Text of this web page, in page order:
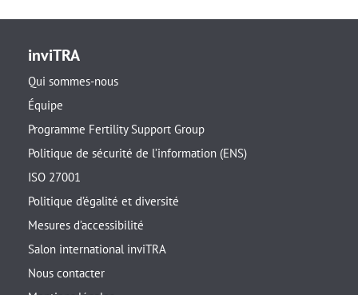
inviTRA
Qui sommes-nous
Équipe
Programme Fertility Support Group
Politique de sécurité de l’information (ENS)
ISO 27001
Politique d’égalité et diversité
Mesures d’accessibilité
Salon international inviTRA
Nous contacter